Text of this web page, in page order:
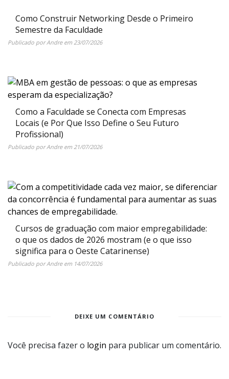
Como Construir Networking Desde o Primeiro
Semestre da Faculdade
Publicado porAndreem23/07/2026
Como a Faculdade se Conecta com Empresas
Locais (e Por Que Isso Define o Seu Futuro
Profissional)
Publicado porAndreem21/07/2026
Cursos de graduação com maior empregabilidade:
o que os dados de 2026 mostram (e o que isso
significa para o Oeste Catarinense)
Publicado porAndreem 14/07/2026
DEIXE UM COMENTÁRIO
Você precisa fazer o login para publicar um comentário.